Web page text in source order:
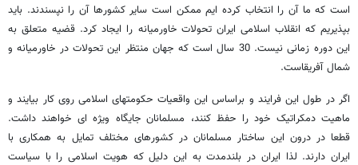
است که ما آن را انتخاب کرده ایم ممکن است سایر کشورها آن را نپسندند. باید
بپذیریم که انقلاب اسلامی ایران تحولات خاورمیانه را ایجاد کرد. قضیه متعلق به
این دوره زمانی نیست. 30 سال است که جهان منتظر این تحولات در خاورمیانه و
شمال آفریقاست.
اگر در طول این فرایند و براساس این واقعیات حکومتهای اسلامی روی کار بیایند و
ماهیت دمکراتیک خود را حفظ کنند، مسلمانان جایگاه ویژه ای خواهند داشت.
قطعا در درون این ساختار مسلمانان در کشورهای مختلف تمایل به همکاری با
ایران دارند. لذا ایران در بلندمدت به این دلیل که هویت اسلامی را با سیاست